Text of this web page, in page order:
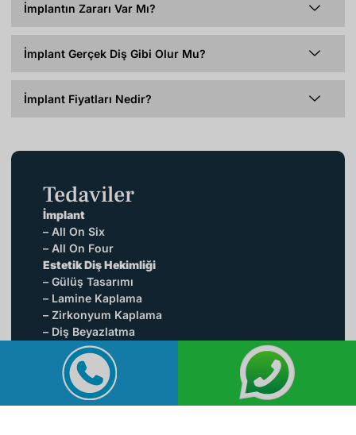
İmplantın Zararı Var Mı?
İmplant Gerçek Diş Gibi Olur Mu?
İmplant Fiyatları Nedir?
Tedaviler
İmplant
– All On Six
– All On Four
Estetik Diş Hekimliği
– Gülüş Tasarımı
– Lamine Kaplama
– Zirkonyum Kaplama
– Diş Beyazlatma
– Diş Taşı Temizliği Tedavisi
Ortodonti
– Invisalign / Şeffaf Plak
Kanal Tedavisi / Endodonti